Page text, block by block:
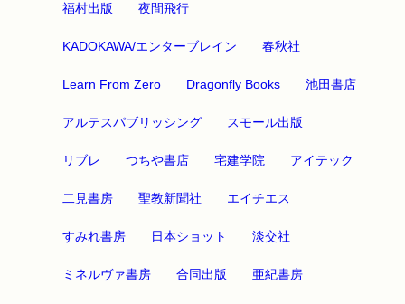
福村出版 夜間飛行
KADOKAWA/エンターブレイン 春秋社
Learn From Zero Dragonfly Books 池田書店
アルテスパブリッシング スモール出版
リブレ つちや書店 宅建学院 アイテック
二見書房 聖教新聞社 エイチエス
すみれ書房 日本ショット 淡交社
ミネルヴァ書房 合同出版 亜紀書房